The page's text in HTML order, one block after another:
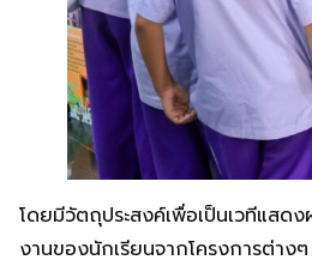
โดยมีวัตถุประสงค์เพื่อเป็นเวทีแสด
งานของนักเรียนจากโครงการต่าง